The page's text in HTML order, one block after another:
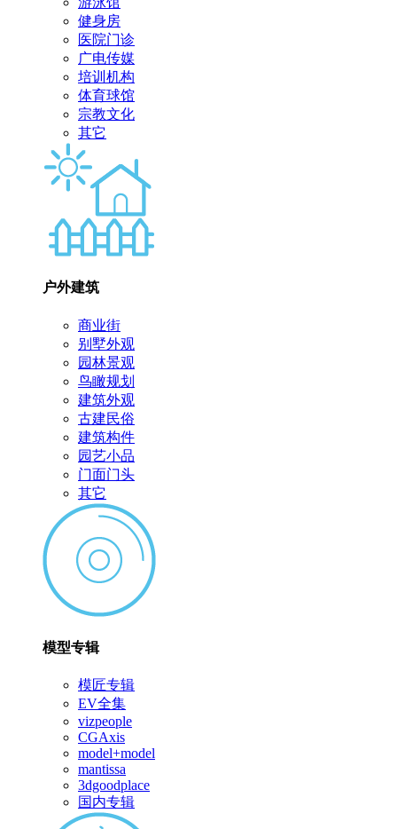
健身房
医院门诊
广电传媒
培训机构
体育球馆
宗教文化
其它
户外建筑
商业街
别墅外观
园林景观
鸟瞰规划
建筑外观
古建民俗
建筑构件
园艺小品
门面门头
其它
模型专辑
模匠专辑
EV全集
vizpeople
CGAxis
model+model
mantissa
3dgoodplace
国内专辑